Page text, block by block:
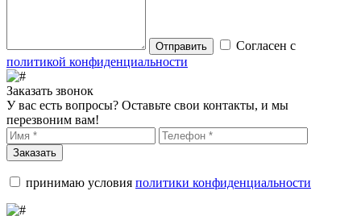
Отправить
Согласен с
политикой конфиденциальности
Заказать звонок
У вас есть вопросы? Оставьте свои контакты, и мы
перезвоним вам!
Заказать
принимаю условия политики конфиденциальности